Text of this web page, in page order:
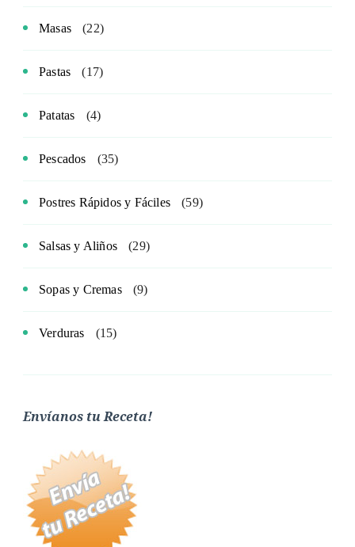
Masas (22)
Pastas (17)
Patatas (4)
Pescados (35)
Postres Rápidos y Fáciles (59)
Salsas y Aliños (29)
Sopas y Cremas (9)
Verduras (15)
Envíanos tu Receta!